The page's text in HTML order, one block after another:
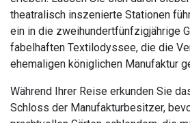
theatralisch inszenierte Stationen
ein in die zweihundertfünfzigjährige
fabelhaften Textilodyssee, die die
ehemaligen königlichen Manufaktur
Während Ihrer Reise erkunden Sie
Schloss der Manufakturbesitzer,